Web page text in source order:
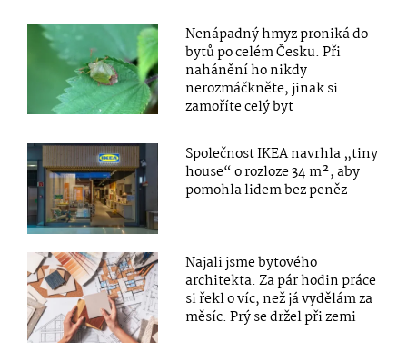
Nenápadný hmyz proniká do
bytů po celém Česku. Při
nahánění ho nikdy
nerozmáčkněte, jinak si
zamoříte celý byt
Společnost IKEA navrhla „tiny
house“ o rozloze 34 m², aby
pomohla lidem bez peněz
Najali jsme bytového
architekta. Za pár hodin práce
si řekl o víc, než já vydělám za
měsíc. Prý se držel při zemi